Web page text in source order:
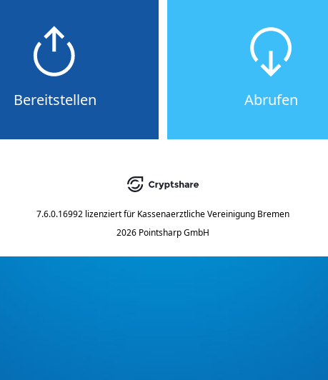
Bereitstellen Abrufen
7.6.0.16992 lizenziert für Kassenaerztliche Vereinigung Bremen
2026 Pointsharp GmbH